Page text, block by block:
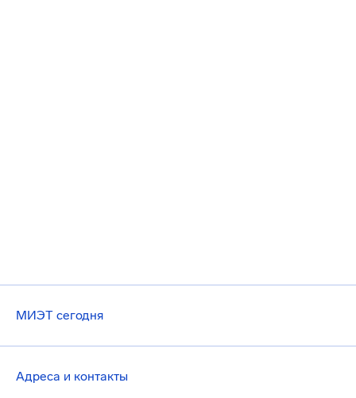
МИЭТ сегодня
Адреса и контакты